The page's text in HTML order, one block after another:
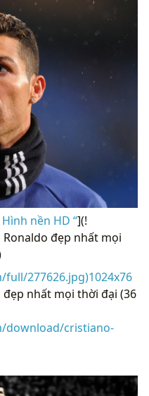
nền HD “](!
đẹp nhất mọi
277626.jpg)1024x76
nhất mọi thời đại (36
download/cristiano-